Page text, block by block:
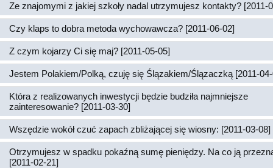
Ze znajomymi z jakiej szkoły nadal utrzymujesz kontakty? [2011-
Czy klaps to dobra metoda wychowawcza? [2011-06-02]
Z czym kojarzy Ci się maj? [2011-05-05]
Jestem Polakiem/Polką, czuję się Ślązakiem/Ślązaczką [2011-
Która z realizowanych inwestycji będzie budziła najmniejsze
zainteresowanie? [2011-03-30]
Wszędzie wokół czuć zapach zbliżającej się wiosny: [2011-03-08]
Otrzymujesz w spadku pokaźną sumę pieniędzy. Na co ją
[2011-02-21]